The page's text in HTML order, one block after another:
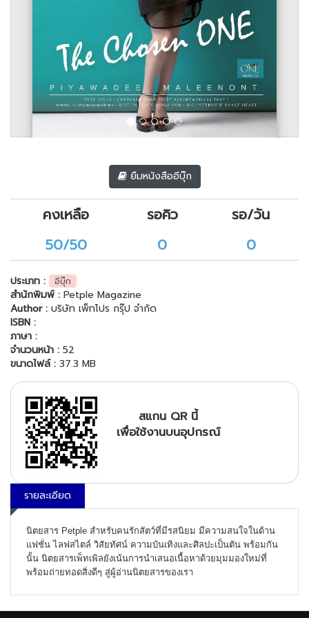
ยืมหนังสืออีบุ๊ก
คงเหลือ รอคิว
รอ/วัน
50/50
0 0
ประเภท : อีบุ๊ก
สำนักพิมพ์ : Petple Magazine
Author : บริษัท เพ็ทโปร กรุ๊ป จำกัด
ISBN :
ภาษา :
จำนวนหน้า : 52
ขนาดไฟล์ : 37.3 MB
สแกน QR นี้
เพื่อใช้งานบนอุปกรณ์
รายละเอียด
นิตยสาร Petple สำหรับคนรักสัตว์ที่มีรสนิยม มีความสนใจในด้าน
แฟชั่น ไลฟสไตล์ วิสัยทัศน์ ความบันเทิงและศิลปะเป็นตัน พร้อมกัน
นั้น นิตยสารเพ็ทเพิลยังเน้นการนำเสนอเนื้อหาด้วยมุมมองใหม่ที่
พร้อมถ่ายทอดสิ่งดีๆ สู่ผู้อ่านนิตยสารของเรา